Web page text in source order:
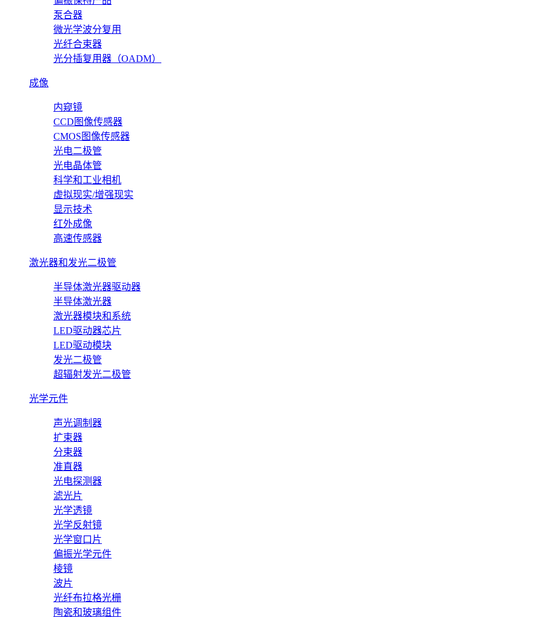
泵合器
微光学波分复用
光纤合束器
光分插复用器（OADM）
成像
内窥镜
CCD图像传感器
CMOS图像传感器
光电二极管
光电晶体管
科学和工业相机
虚拟现实/增强现实
显示技术
红外成像
高速传感器
激光器和发光二极管
半导体激光器驱动器
半导体激光器
激光器模块和系统
LED驱动器芯片
LED驱动模块
发光二极管
超辐射发光二极管
光学元件
声光调制器
扩束器
分束器
准直器
光电探测器
滤光片
光学透镜
光学反射镜
光学窗口片
偏振光学元件
棱镜
波片
光纤布拉格光栅
陶瓷和玻璃组件